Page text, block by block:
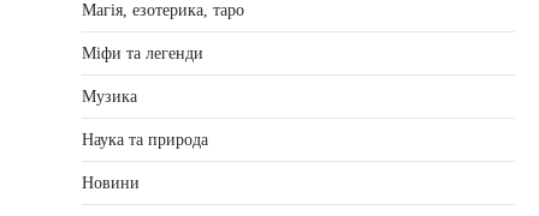
Магія, езотерика, таро
Міфи та легенди
Музика
Наука та природа
Новини